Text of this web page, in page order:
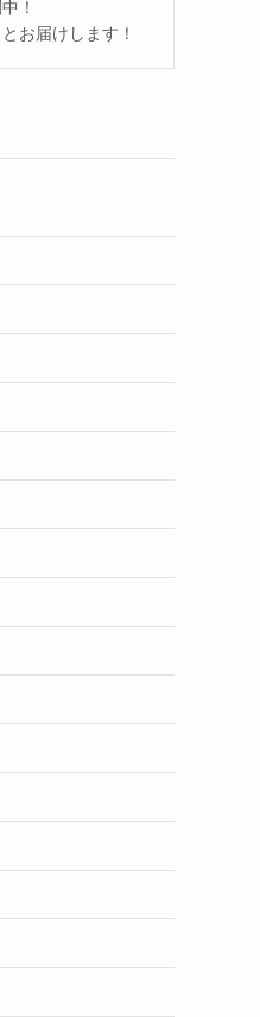
！
お届けします！